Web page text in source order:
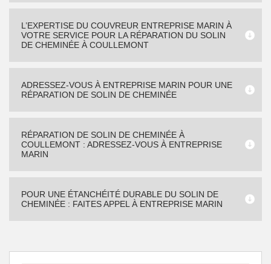
L’EXPERTISE DU COUVREUR ENTREPRISE MARIN À
VOTRE SERVICE POUR LA RÉPARATION DU SOLIN
DE CHEMINÉE À COULLEMONT
ADRESSEZ-VOUS À ENTREPRISE MARIN POUR UNE
RÉPARATION DE SOLIN DE CHEMINÉE
RÉPARATION DE SOLIN DE CHEMINÉE À
COULLEMONT : ADRESSEZ-VOUS À ENTREPRISE
MARIN
POUR UNE ÉTANCHÉITÉ DURABLE DU SOLIN DE
CHEMINÉE : FAITES APPEL À ENTREPRISE MARIN